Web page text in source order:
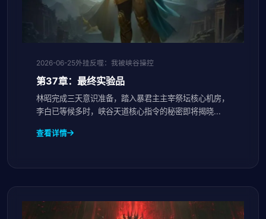
2026-06-25外挂反噬：我被峡谷操控
第37章：最终实验品
林昭完成三天意识准备，踏入暴君主主宰祭坛核心机房，
李白已等候多时，峡谷天道核心指令的秘密即将揭晓...
查看详情